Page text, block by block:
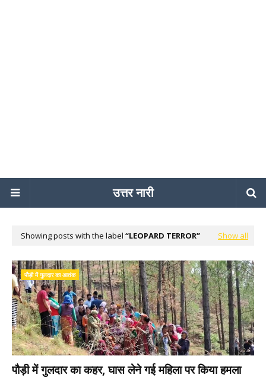
उत्तर नारी
Showing posts with the label LEOPARD TERROR Show all
पौड़ी में गुलदार का आतंक
पौड़ी में गुलदार का कहर, घास लेने गई महिला पर किया हमला